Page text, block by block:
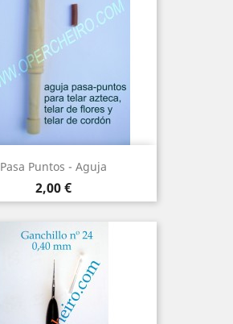
Pasa Puntos - Aguja
Precio
2,00 €